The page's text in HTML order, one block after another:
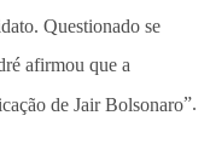
Questionado se
afirmou que a
de Jair Bolsonaro”.